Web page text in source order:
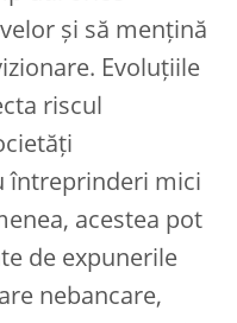
și să mențină
Evoluțiile
riscul
întreprinderi mici
acestea pot
de expunerile
nebancare,